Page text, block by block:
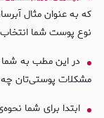
که به عنوان مثال
نوع پوست شما
در این مطب به
مشکلات پوستی‌تان چه
ابتدا برای شما